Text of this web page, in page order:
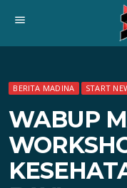
menu
BERITA MADINA START
WABUP